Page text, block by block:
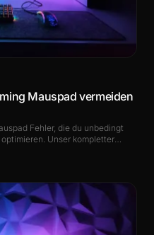
Mauspad vermeiden
Fehler, die du unbedingt
Unser kompletter